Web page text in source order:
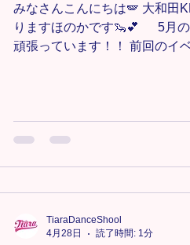
みなさんこんにちは🪽 大和田
りますほのかです🦦💕 5月の
頑張っています！！ 前回のイ
カッコよく見えるのかを意識
う！❤️‍🔥 少人数で踊って他の
室KPOPジュニアクラス
https://www.tiaradance.com/
＊-＊-＊-＊-＊-＊ 新メンバー募
TiaraDanceShool
4月28日
読了時間: 1分